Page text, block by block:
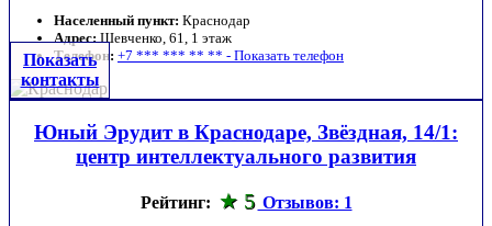
Населенный пункт: Краснодар
Адрес: Шевченко, 61, 1 этаж
Телефон: +7 *** *** ** ** - Показать телефон
Показать
контакты
Юный Эрудит в Краснодаре, Звёздная, 14/1:
центр интеллектуального развития
Рейтинг: 5 Отзывов: 1